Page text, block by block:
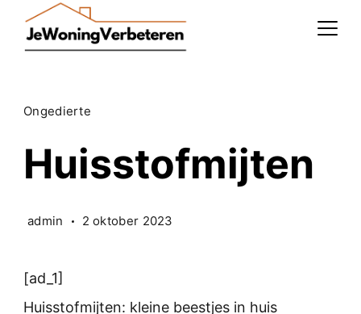
Ongedierte
Huisstofmijten
admin 2 oktober 2023
[ad_1]
Huisstofmijten: kleine beestjes in huis